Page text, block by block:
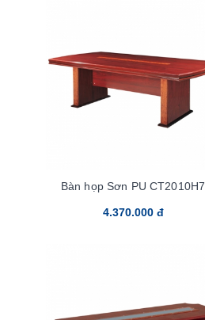
Bàn họp Sơn PU CT2010H7
4.370.000 đ